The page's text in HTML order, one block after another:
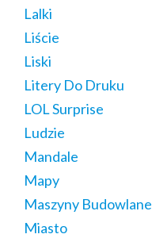
Lalki
Liście
Liski
Litery Do Druku
LOL Surprise
Ludzie
Mandale
Mapy
Maszyny Budowlane
Miasto